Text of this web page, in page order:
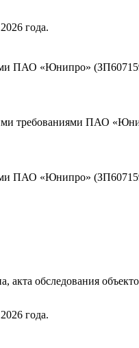
года.
ПАО «Юнипро»
требованиями ПАО
ПАО «Юнипро»
акта обследования
года.